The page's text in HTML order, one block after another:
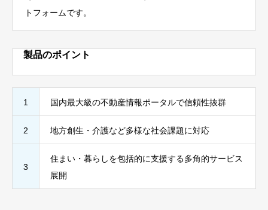
トフォームです。
製品のポイント
1 国内最大級の不動産情報ポータルで信頼性抜群
2 地方創生・介護など多様な社会課題に対応
3
住まい・暮らしを包括的に支援する多角的サービス
展開